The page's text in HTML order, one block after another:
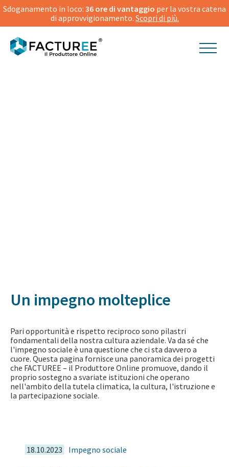
Sdoganamento in loco: 36 ore di vantaggio per la vostra catena
di approvvigionamento. Scopri di più.
Un impegno molteplice
Pari opportunità e rispetto reciproco sono pilastri
fondamentali della nostra cultura aziendale. Va da sé che
l'impegno sociale è una questione che ci sta davvero a
cuore. Questa pagina fornisce una panoramica dei progetti
che FACTUREE – il Produttore Online promuove, dando il
proprio sostegno a svariate istituzioni che operano
nell'ambito della tutela climatica, la cultura, l'istruzione e
la partecipazione sociale.
18.10.2023 Impegno sociale